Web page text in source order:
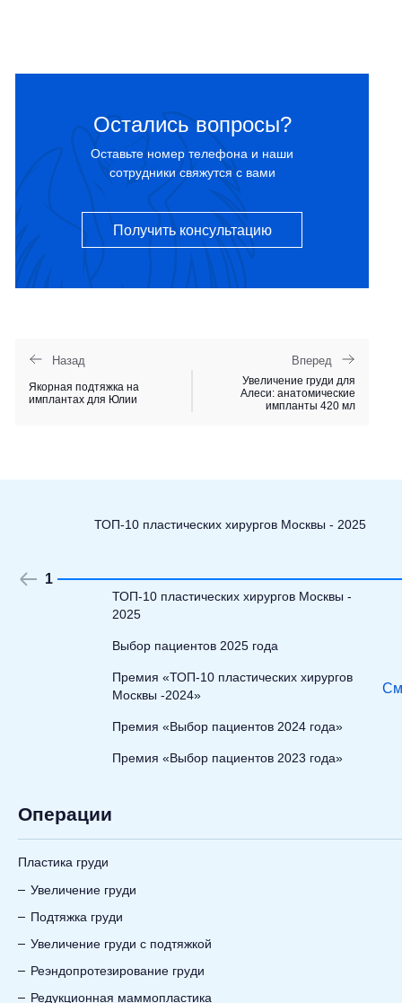
Остались вопросы?
Оставьте номер телефона и наши
сотрудники свяжутся с вами
Получить консультацию
Назад
Якорная подтяжка на
имплантах для Юлии
Вперед
Увеличение груди для
Алеси: анатомические
импланты 420 мл
ТОП-10 пластических хирургов Москвы - 2025
1
ТОП-10 пластических хирургов Москвы -
2025
Выбор пациентов 2025 года
Премия «ТОП-10 пластических хирургов
Москвы -2024»
Премия «Выбор пациентов 2024 года»
Премия «Выбор пациентов 2023 года»
Операции
Пластика груди
Увеличение груди
Подтяжка груди
Увеличение груди с подтяжкой
Реэндопротезирование груди
Редукционная маммопластика